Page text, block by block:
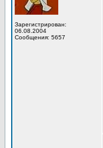
Зарегистрирован:
06.08.2004
Сообщения: 5657